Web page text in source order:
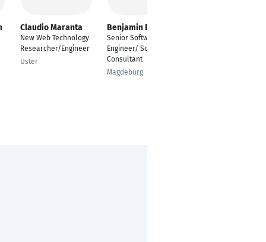
Claudio Maranta
New Web Technology
Researcher/Engineer
Uster
Benjamin Becker
Senior Software
Engineer/ Software
Consultant
Magdeburg